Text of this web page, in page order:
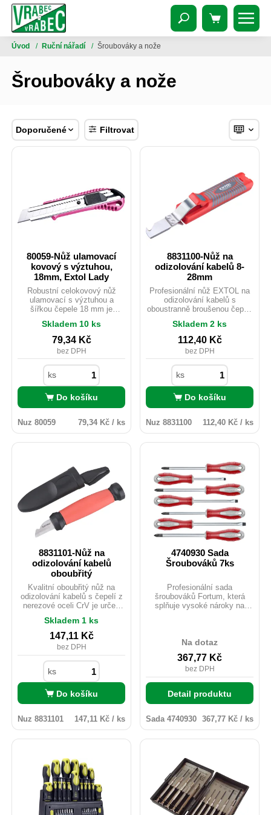
Úvod / Ruční nářadí / Šroubováky a nože
Šroubováky a nože
Doporučené Filtrovat
80059-Nůž ulamovací
kovový s výztuhou,
18mm, Extol Lady
Robustní celokovový nůž
ulamovací s výztuhou a
šířkou čepele 18 mm je
přesné řezání. Díky Auto-lock
mechanismu se čepel pevně
zajistí během práce a
minimalizuje riziko nechtěného
vysunutí. Odolná kovová
konstrukce zajišťuje dlouhou
životnost a spolehlivost i při
náročném použití. Ideální pro
kutily, dílny i profesionální
použití při řezání kartonu,
plastu či jiných materiálů.
Skladem 10 ks
79,34 Kč
bez DPH
ks
Do košíku
Nuz 80059 79,34 Kč / ks
8831100-Nůž na
odizolování kabelů 8-
28mm
Profesionální nůž EXTOL na
odizolování kabelů s
oboustranně broušenou čepelí
umožňuje přesné a bezpečné
řezy izolace kabelů v
podélném i obvodovém směru,
aniž by došlo k poškození
vodičů uvnitř. Díky stavěcímu
šroubu lze jednoduše nastavit
hloubku řezu podle tloušťky
izolace. Ergonomická
dvousložková rukojeť z
měkčené TPR pryže zajišťuje
pohodlné a bezpečné
uchopení. Určeno pro kabely o
průměru 8–28 mm, ideální pro
elektrikáře i domácí použití.
Skladem 2 ks
112,40 Kč
bez DPH
ks
Do košíku
Nuz 8831100 112,40 Kč / ks
8831101-Nůž na
odizolování kabelů
oboubřitý
Kvalitní oboubřitý nůž na
odizolování kabelů s čepelí z
nerezové oceli CrV je určen
odstranění izolace bez
poškození vodičů. Celková
délka nože je 155 mm, délka
ergonomické rukojeti 120 mm
zajišťuje pohodlné a jisté
držení při práci. Součástí je
plastové pouzdro chránící
čepel, které lze snadno
zavěsit na opasek pro
pohodlné nošení a rychlou
dostupnost nástroje.
Skladem 1 ks
147,11 Kč
bez DPH
ks
Do košíku
Nuz 8831101 147,11 Kč / ks
4740930 Sada
Šroubováků 7ks
Profesionální sada
šroubováků Fortum, která
splňuje vysoké nároky na
na povrchu doplněna
protiskluzovou úpravou. Díky
tomu šroubováky pevně sedí
v ruce a umožňují přenášet
vyrobeny z prvotřídní S2 oceli,
která je kalena na tvrdost HRC
58–60. Matovaná povrchová
úprava zajišťuje odolnost proti
opotřebení i korozi. Sada
obsahuje: 3× plochý (-), 2× PH
vylepšeným profilem), tedy
(-)3x75mm, (-)5x100mm,
(-)6x125mm,PH1x100mm,
PH2x125mm, PZ1x100mm,
PZ2x125mm
Na dotaz
367,77 Kč
bez DPH
Detail produktu
Sada 4740930 367,77 Kč / ks